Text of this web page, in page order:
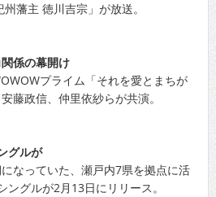
藩主 徳川吉宗」が放送。
係の幕開け
プライム「それを愛とまちが
藤政信、仲里依紗らが共演。
グルが
なっていた、瀬戸内7県を拠点に活
ングルが2月13日にリリース。